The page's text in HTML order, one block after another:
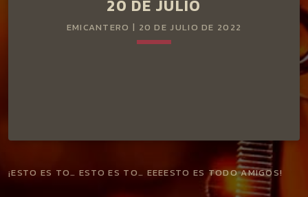
20 DE JULIO
EMICANTERO | 20 DE JULIO DE 2022
¡ESTO ES TO… ESTO ES TO… EEEESTO ES TODO AMIGOS!